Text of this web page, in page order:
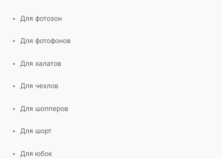
Для фотозон
Для фотофонов
Для халатов
Для чехлов
Для шопперов
Для шорт
Для юбок